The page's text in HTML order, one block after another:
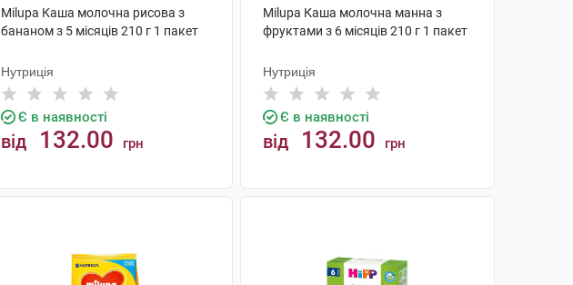
Milupa Каша молочна рисова з
бананом з 5 місяців 210 г 1 пакет
Нутриція
Є в наявності
від 132.00 грн
Milupa Каша молочна манна з
фруктами з 6 місяців 210 г 1 пакет
Нутриція
Є в наявності
від 132.00 грн